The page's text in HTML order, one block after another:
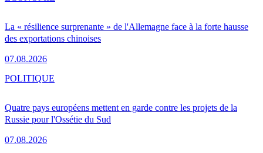
La « résilience surprenante » de l'Allemagne face à la forte hausse
des exportations chinoises
07.08.2026
Quatre pays européens mettent en garde contre les projets de la
Russie pour l'Ossétie du Sud
07.08.2026
POLITIQUE